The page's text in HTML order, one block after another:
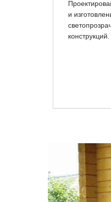
и
конструкций.